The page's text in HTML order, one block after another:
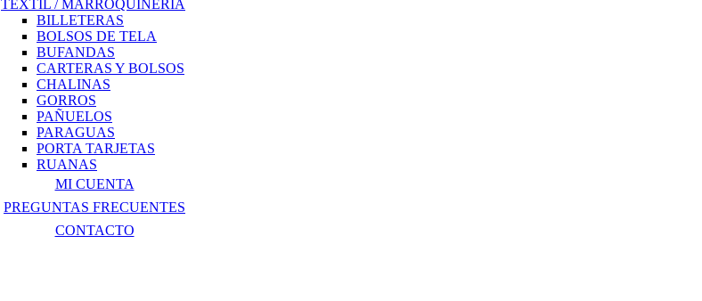
TEXTIL / MARROQUINERIA
BILLETERAS
BOLSOS DE TELA
BUFANDAS
CARTERAS Y BOLSOS
CHALINAS
GORROS
PAÑUELOS
PARAGUAS
PORTA TARJETAS
RUANAS
MI CUENTA
PREGUNTAS FRECUENTES
CONTACTO